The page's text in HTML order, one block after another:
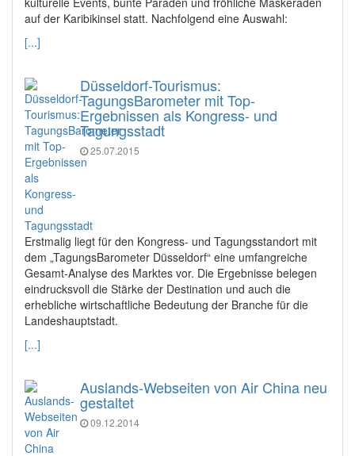
auf der Karibikinsel statt. Nachfolgend eine Auswahl:
[...]
Düsseldorf-Tourismus:
TagungsBarometer mit Top-
Ergebnissen als Kongress- und
Tagungsstadt
25.07.2015
Erstmalig liegt für den Kongress- und Tagungsstandort mit
dem „TagungsBarometer Düsseldorf“ eine umfangreiche
Gesamt-Analyse des Marktes vor. Die Ergebnisse belegen
eindrucksvoll die Stärke der Destination und auch die
erhebliche wirtschaftliche Bedeutung der Branche für die
Landeshauptstadt.
[...]
Auslands-Webseiten von Air China neu
gestaltet
09.12.2014